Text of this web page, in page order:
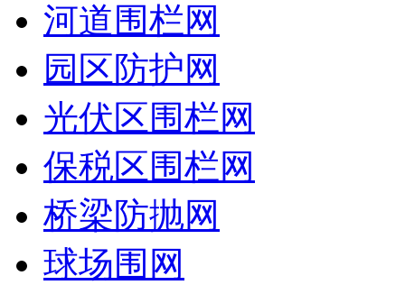
河道围栏网
园区防护网
光伏区围栏网
保税区围栏网
桥梁防抛网
球场围网